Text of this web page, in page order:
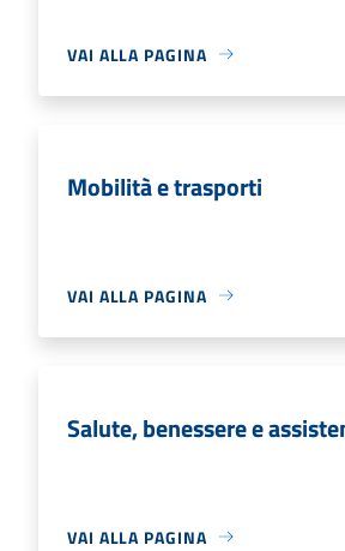
VAI ALLA PAGINA
Mobilità e trasporti
VAI ALLA PAGINA
Salute, benessere e
VAI ALLA PAGINA